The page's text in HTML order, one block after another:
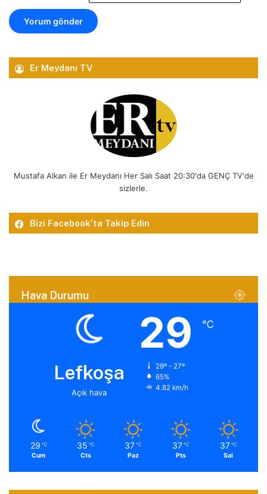
Er Meydanı TV
Mustafa Alkan ile Er Meydanı Her Salı Saat 20:30'da GENÇ TV'de
sizlerle.
Bizi Facebook’ta Takip Edin
Hava Durumu
Lefkoşa
Açık hava
29 ℃
29º - 27º
65%
4.82 km/h
29 ℃
Cum
35 ℃
Cts
37 ℃
Paz
37 ℃
Pts
37 ℃
Sal